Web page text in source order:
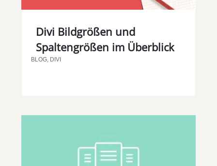
Divi Bildgrößen und
Spaltengrößen im Überblick
BLOG, DIVI